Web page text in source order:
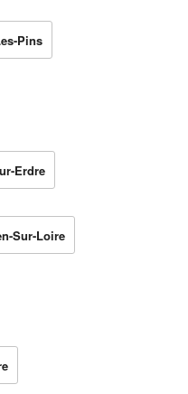
Pins
Erdre
Sur-Loire